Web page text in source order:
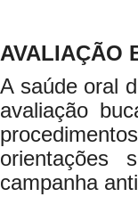
AVALIAÇÃO
A saúde oral
avaliação
orientações
campanha